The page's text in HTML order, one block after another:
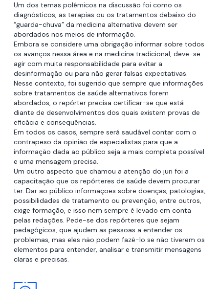
Um dos temas polêmicos na discussão foi como os
diagnósticos, as terapias ou os tratamentos debaixo do
“guarda-chuva” da medicina alternativa devem ser
abordados nos meios de informação.
Embora se considere uma obrigação informar sobre todos
os avanços nessa área e na medicina tradicional, deve-se
agir com muita responsabilidade para evitar a
desinformação ou para não gerar falsas expectativas.
Nesse contexto, foi sugerido que sempre que informações
sobre tratamentos de saúde alternativos forem
abordados, o repórter precisa certificar-se que está
diante de desenvolvimentos dos quais existem provas de
eficácia e consequências.
Em todos os casos, sempre será saudável contar com o
contrapeso da opinião de especialistas para que a
informação dada ao público seja a mais completa possível
e uma mensagem precisa.
Um outro aspecto que chamou a atenção do juri foi a
capacitação que os repórteres de saúde devem procurar
ter. Dar ao público informações sobre doenças, patologias,
possibilidades de tratamento ou prevenção, entre outros,
exige formação, e isso nem sempre é levado em conta
pelas redações. Pede-se dos repórteres que sejam
pedagógicos, que ajudem as pessoas a entender os
problemas, mas eles não podem fazê-lo se não tiverem os
elementos para entender, analisar e transmitir mensagens
claras e precisas.